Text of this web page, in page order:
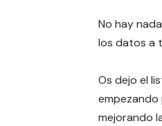
No hay
los datos a
Os dejo el
empezando
mejorando